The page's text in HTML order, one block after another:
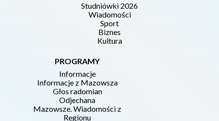
Studniówki 2026
Wiadomości
Sport
Biznes
Kultura
PROGRAMY
Informacje
Informacje z Mazowsza
Głos radomian
Odjechana
Mazowsze. Wiadomości z
Regionu